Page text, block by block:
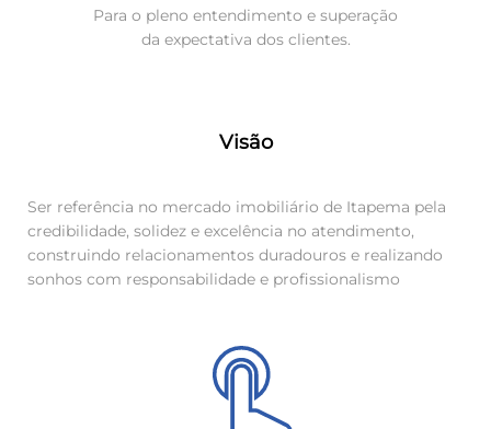
Para o pleno entendimento e superação
da expectativa dos clientes.
Visão
Ser referência no mercado imobiliário de Itapema pela
credibilidade, solidez e excelência no atendimento,
construindo relacionamentos duradouros e realizando
sonhos com responsabilidade e profissionalismo